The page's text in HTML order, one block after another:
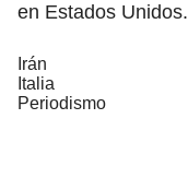
en Estados Unidos.
Irán
Italia
Periodismo